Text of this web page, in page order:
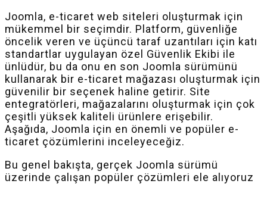
Joomla, e-ticaret web siteleri oluşturmak için
mükemmel bir seçimdir. Platform, güvenliğe
öncelik veren ve üçüncü taraf uzantıları için katı
standartlar uygulayan özel Güvenlik Ekibi ile
ünlüdür, bu da onu en son Joomla sürümünü
kullanarak bir e-ticaret mağazası oluşturmak için
güvenilir bir seçenek haline getirir. Site
entegratörleri, mağazalarını oluşturmak için çok
çeşitli yüksek kaliteli ürünlere erişebilir.
Aşağıda, Joomla için en önemli ve popüler e-
ticaret çözümlerini inceleyeceğiz.
Bu genel bakışta, gerçek Joomla sürümü
üzerinde çalışan popüler çözümleri ele alıyoruz